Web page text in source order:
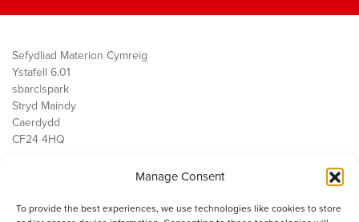
Manage Consent
To provide the best experiences, we use technologies like cookies to store
Sefydliad Materion Cymreig
Ystafell 6.01
sbarc|spark
Stryd Maindy
Caerdydd
CF24 4HQ
Public Services